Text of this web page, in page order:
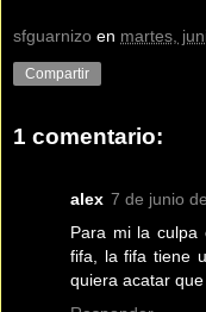
sfguarnizo en martes,
Compartir
1 comentario:
alex 7 de junio
Para mi la culpa
fifa, la fifa tiene
quiera acatar